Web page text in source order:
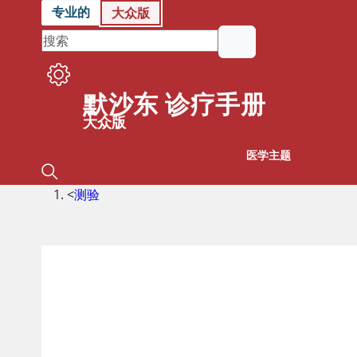
专业的 大众版
默沙东 诊疗手册
大众版
医学主题
<测验